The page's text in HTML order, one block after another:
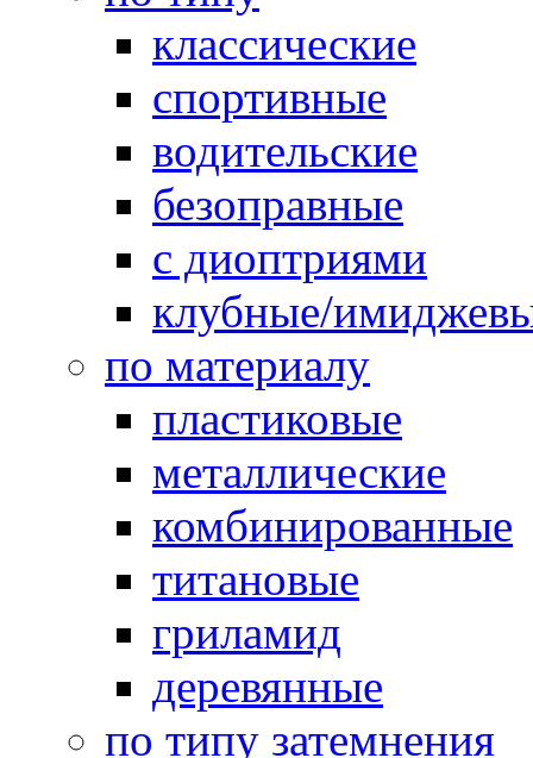
классические
спортивные
водительские
безоправные
с диоптриями
клубные/
по материалу
пластиковые
металлические
комбинированные
титановые
гриламид
деревянные
по типу затемнения